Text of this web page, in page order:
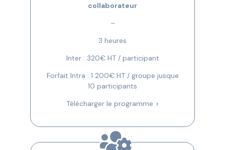
collaborateur
–
3 heures
Inter : 320€ HT / participant
Forfait Intra : 1 200€ HT / groupe jusque
10 participants
Télécharger le programme >